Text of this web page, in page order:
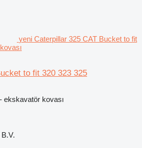
yeni Caterpillar 325 CAT Bucket to fit
to fit 320 323 325
ekskavatör kovası